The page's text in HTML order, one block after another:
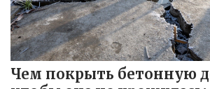
Чем покрыть бетонную